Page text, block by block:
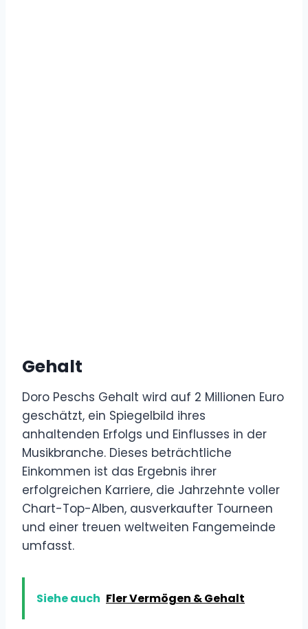
Gehalt
Doro Peschs Gehalt wird auf 2 Millionen Euro
geschätzt, ein Spiegelbild ihres
anhaltenden Erfolgs und Einflusses in der
Musikbranche. Dieses beträchtliche
Einkommen ist das Ergebnis ihrer
erfolgreichen Karriere, die Jahrzehnte voller
Chart-Top-Alben, ausverkaufter Tourneen
und einer treuen weltweiten Fangemeinde
umfasst.
Siehe auch Fler Vermögen & Gehalt